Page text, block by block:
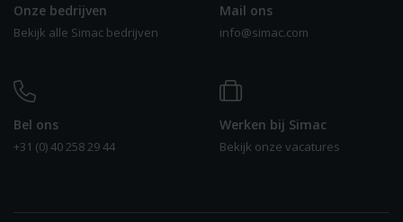
Onze bedrijven
Bekijk alle Simac bedrijven
Mail ons
info@simac.com
Bel ons
+31 (0) 40 258 29 44
Werken bij Simac
Bekijk onze vacatures